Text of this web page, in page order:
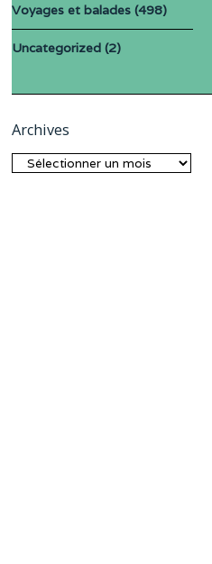
Voyages et balades (498)
Uncategorized (2)
Archives
Archives